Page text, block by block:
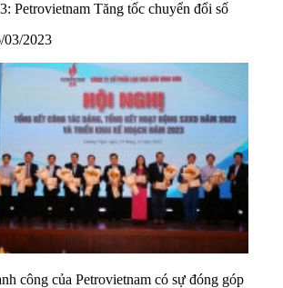
Petrovietnam Tăng tốc chuyển đổi số
03/2023
công của Petrovietnam có sự đóng góp